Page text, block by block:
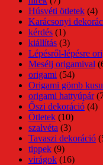
Húsvéti ötletek (4)
Karácsonyi
kérdés (1)
kiállítás (3)
Lépésről-lépésre
Mesélj origamival
origami (54)
Origami gömb
origami hattyúpár
Őszi dekoráció (4)
Ötletek (10)
szalvéta (3)
Tavaszi dekoráció
tippek (9)
virágok (16)